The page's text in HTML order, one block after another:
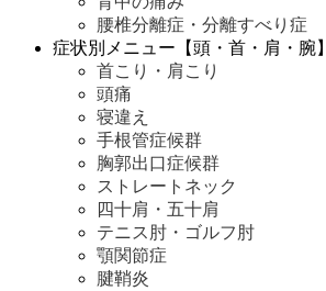
腰椎分離症・分離すべり症
症状別メニュー【頭・首・肩・腕】
首こり・肩こり
頭痛
寝違え
手根管症候群
胸郭出口症候群
ストレートネック
四十肩・五十肩
テニス肘・ゴルフ肘
顎関節症
腱鞘炎